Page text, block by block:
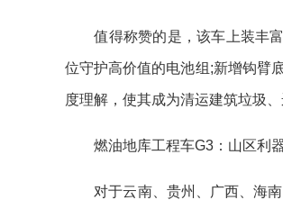
值得称赞的是，该车上装丰富
位守护高价值的电池组;新增钩臂
度理解，使其成为清运建筑垃圾
燃油地库工程车G3：山区利
对于云南、贵州、广西、海南